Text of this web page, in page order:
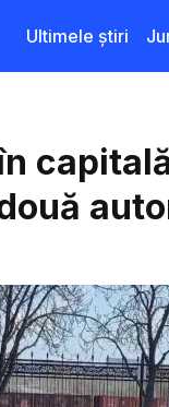
Ultimele știri